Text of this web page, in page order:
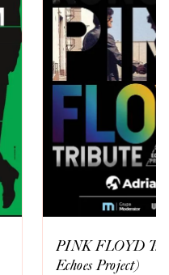
PINK FLOYD
Echoes Project)